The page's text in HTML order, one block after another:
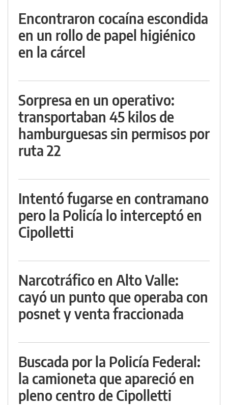
Encontraron cocaína escondida
en un rollo de papel higiénico
en la cárcel
Sorpresa en un operativo:
transportaban 45 kilos de
hamburguesas sin permisos por
ruta 22
Intentó fugarse en contramano
pero la Policía lo interceptó en
Cipolletti
Narcotráfico en Alto Valle:
cayó un punto que operaba con
posnet y venta fraccionada
Buscada por la Policía Federal:
la camioneta que apareció en
pleno centro de Cipolletti